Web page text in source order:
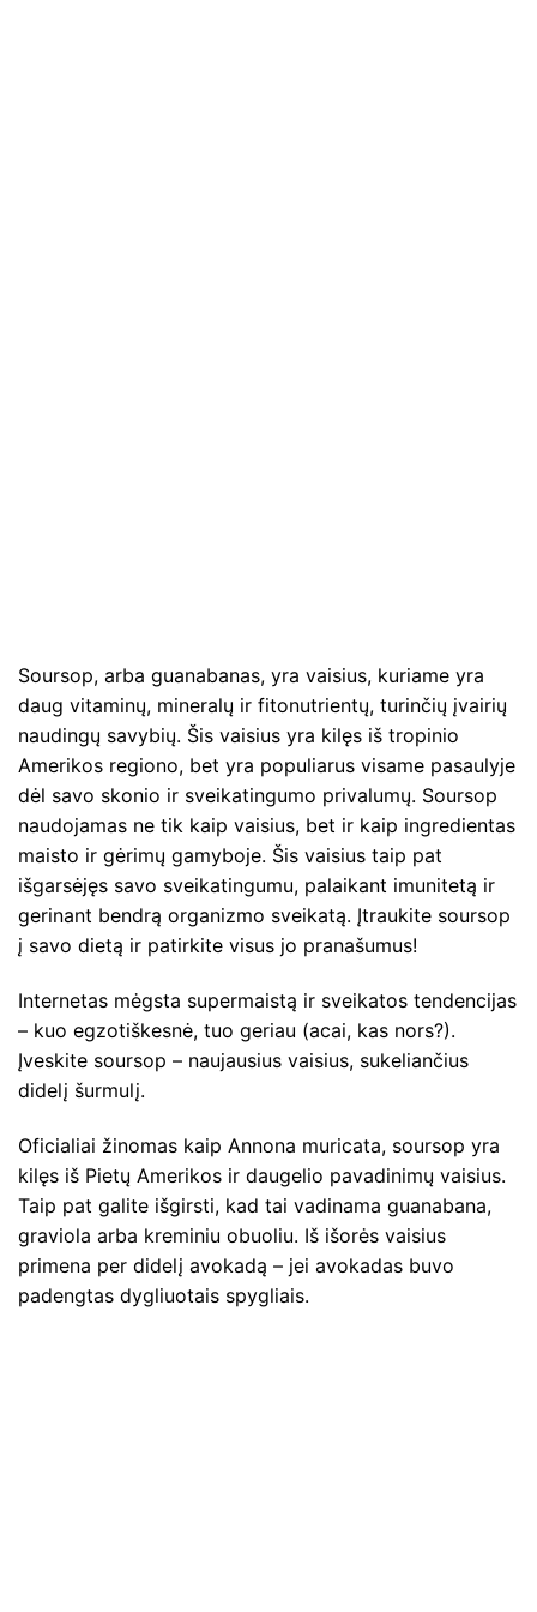
Soursop, arba guanabanas, yra vaisius, kuriame yra
daug vitaminų, mineralų ir fitonutrientų, turinčių įvairių
naudingų savybių. Šis vaisius yra kilęs iš tropinio
Amerikos regiono, bet yra populiarus visame pasaulyje
dėl savo skonio ir sveikatingumo privalumų. Soursop
naudojamas ne tik kaip vaisius, bet ir kaip ingredientas
maisto ir gėrimų gamyboje. Šis vaisius taip pat
išgarsėjęs savo sveikatingumu, palaikant imunitetą ir
gerinant bendrą organizmo sveikatą. Įtraukite soursop
į savo dietą ir patirkite visus jo pranašumus!
Internetas mėgsta supermaistą ir sveikatos tendencijas
– kuo egzotiškesnė, tuo geriau (acai, kas nors?).
Įveskite soursop – naujausius vaisius, sukeliančius
didelį šurmulį.
Oficialiai žinomas kaip Annona muricata, soursop yra
kilęs iš Pietų Amerikos ir daugelio pavadinimų vaisius.
Taip pat galite išgirsti, kad tai vadinama guanabana,
graviola arba kreminiu obuoliu. Iš išorės vaisius
primena per didelį avokadą – jei avokadas buvo
padengtas dygliuotais spygliais.